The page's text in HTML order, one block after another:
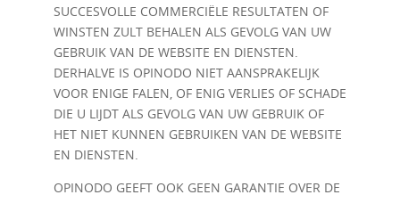
SUCCESVOLLE COMMERCIËLE RESULTATEN OF
WINSTEN ZULT BEHALEN ALS GEVOLG VAN UW
GEBRUIK VAN DE WEBSITE EN DIENSTEN.
DERHALVE IS OPINODO NIET AANSPRAKELIJK
VOOR ENIGE FALEN, OF ENIG VERLIES OF SCHADE
DIE U LIJDT ALS GEVOLG VAN UW GEBRUIK OF
HET NIET KUNNEN GEBRUIKEN VAN DE WEBSITE
EN DIENSTEN.
OPINODO GEEFT OOK GEEN GARANTIE OVER DE